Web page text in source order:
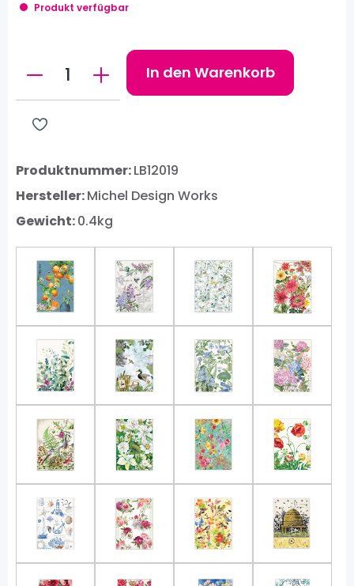
Produkt verfügbar
Produkt Anzahl: Gib den
In den Warenkorb
Produktnummer:LB12019
Hersteller:Michel Design Works
Gewicht:0.4kg